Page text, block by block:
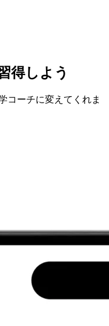
得しよう
コーチに変えてくれま